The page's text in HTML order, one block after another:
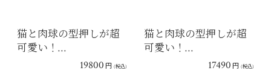
猫と肉球の型押しが超
可愛い！…
19800 円 (税込)
猫と肉球の型押しが超
可愛い！…
17490 円 (税込)